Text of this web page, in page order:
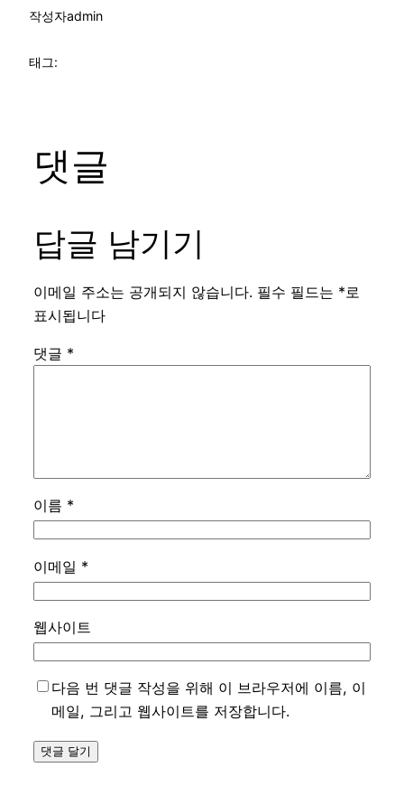
작성자admin
태그:
댓글
답글 남기기
이메일 주소는 공개되지 않습니다. 필수 필드는 *로
표시됩니다
댓글 *
이름 *
이메일 *
웹사이트
다음 번 댓글 작성을 위해 이 브라우저에 이름, 이
메일, 그리고 웹사이트를 저장합니다.